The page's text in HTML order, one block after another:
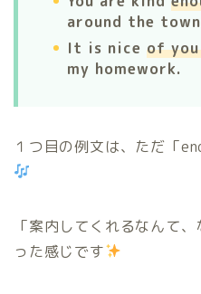
around the
It is nice of
my homework.
１つ目の例文は、ただ「
「案内してくれるなんて
った感じです